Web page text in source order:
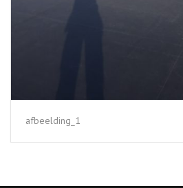
afbeelding_1